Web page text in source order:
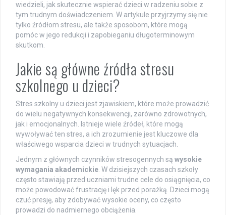
wiedzieli, jak skutecznie wspierać dzieci w radzeniu sobie z
tym trudnym doświadczeniem. W artykule przyjrzymy się nie
tylko źródłom stresu, ale także sposobom, które mogą
pomóc w jego redukcji i zapobieganiu długoterminowym
skutkom.
Jakie są główne źródła stresu
szkolnego u dzieci?
Stres szkolny u dzieci jest zjawiskiem, które może prowadzić
do wielu negatywnych konsekwencji, zarówno zdrowotnych,
jak i emocjonalnych. Istnieje wiele źródeł, które mogą
wywoływać ten stres, a ich zrozumienie jest kluczowe dla
właściwego wsparcia dzieci w trudnych sytuacjach.
Jednym z głównych czynników stresogennych są wysokie
wymagania akademickie. W dzisiejszych czasach szkoły
często stawiają przed uczniami trudne cele do osiągnięcia, co
może powodować frustrację i lęk przed porażką. Dzieci mogą
czuć presję, aby zdobywać wysokie oceny, co często
prowadzi do nadmiernego obciążenia.